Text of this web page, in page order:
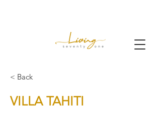
< Back
VILLA TAHITI